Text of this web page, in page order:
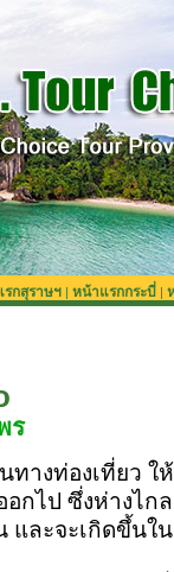
กสุราษฯ | หน้าแรกกระบี่ |
ร
ทางท่องเที่ยว
อกไป ซึ่งห่างไก
และจะเกิดขึ้นใ